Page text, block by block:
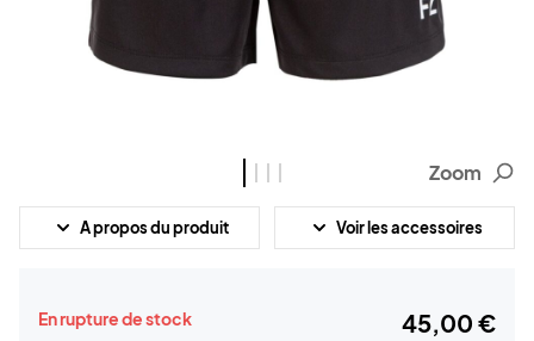
Zoom
A propos du produit Voir les accessoires
En rupture de stock 45,00 €